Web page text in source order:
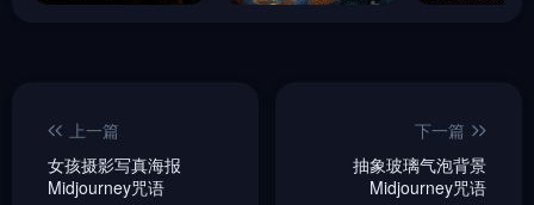
上一篇
女孩摄影写真海报
Midjourney咒语
下一篇
抽象玻璃气泡背景
Midjourney咒语